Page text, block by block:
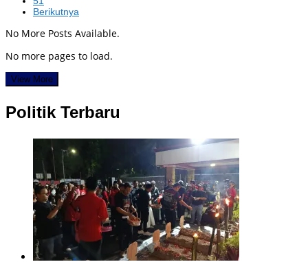
Berikutnya
No More Posts Available.
No more pages to load.
View More
Politik Terbaru